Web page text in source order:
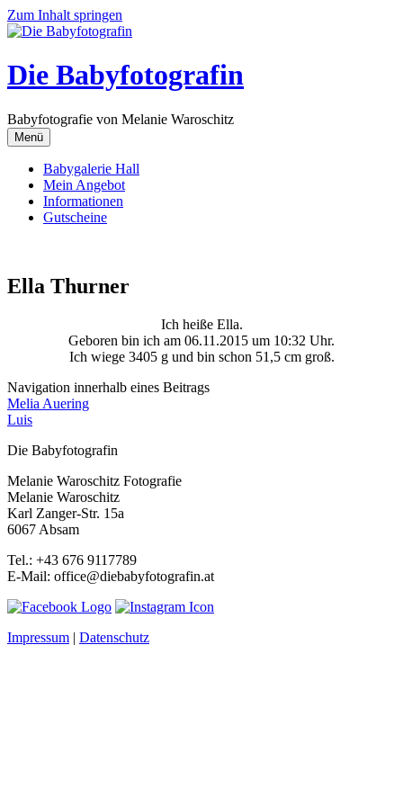
Zum Inhalt springen
Die Babyfotografin
Babyfotografie von Melanie Waroschitz
Menü
Babygalerie Hall
Mein Angebot
Informationen
Gutscheine
Ella Thurner
Ich heiße Ella.
Geboren bin ich am 06.11.2015 um 10:32 Uhr.
Ich wiege 3405 g und bin schon 51,5 cm groß.
Navigation innerhalb eines Beitrags
Melia Auering
Luis
Die Babyfotografin
Melanie Waroschitz Fotografie
Melanie Waroschitz
Karl Zanger-Str. 15a
6067 Absam
Tel.: +43 676 9117789
E-Mail: office@diebabyfotografin.at
Impressum | Datenschutz